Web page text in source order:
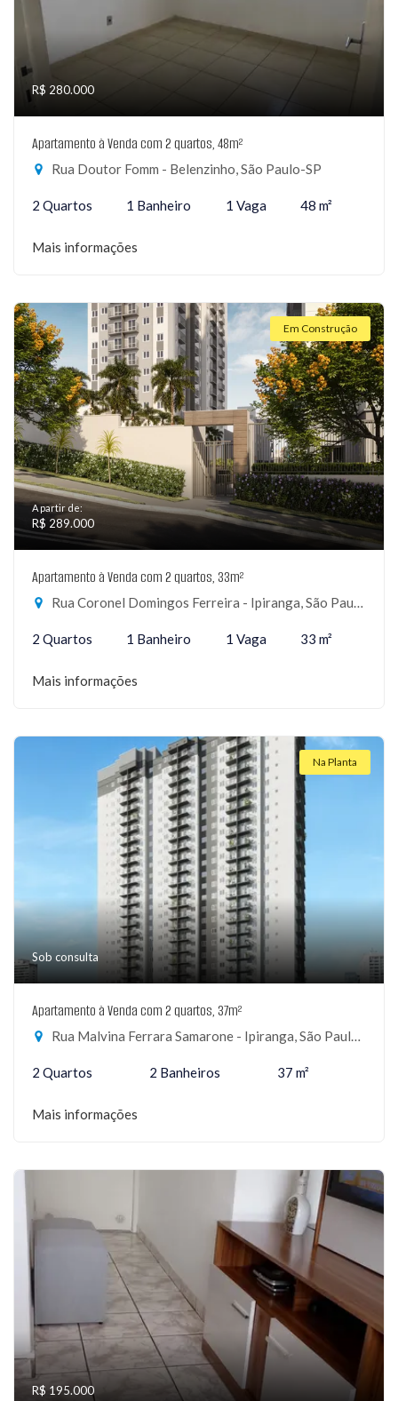
R$ 280.000
Apartamento à Venda com 2 quartos, 48m²
Rua Doutor Fomm - Belenzinho, São Paulo-SP
2 Quartos 1 Banheiro 1 Vaga 48 m²
Mais informações
Em Construção
A partir de:
R$ 289.000
Apartamento à Venda com 2 quartos, 33m²
Rua Coronel Domingos Ferreira - Ipiranga, São Paulo-SP
2 Quartos 1 Banheiro 1 Vaga 33 m²
Mais informações
Na Planta
Sob consulta
Apartamento à Venda com 2 quartos, 37m²
Rua Malvina Ferrara Samarone - Ipiranga, São Paulo-SP
2 Quartos 2 Banheiros 37 m²
Mais informações
R$ 195.000